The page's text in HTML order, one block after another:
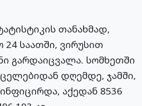
თანახმად,
24 საათში, ვირუსით
გარდაიცვალა. სომხეთში
დღემდე, ჯამში,
აქედან 8536